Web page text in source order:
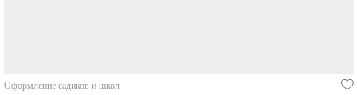
Оформление садиков и школ